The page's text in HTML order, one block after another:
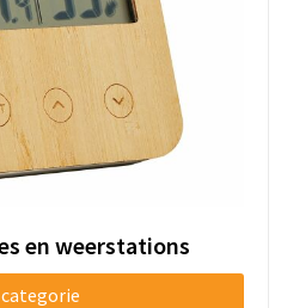
en weerstations